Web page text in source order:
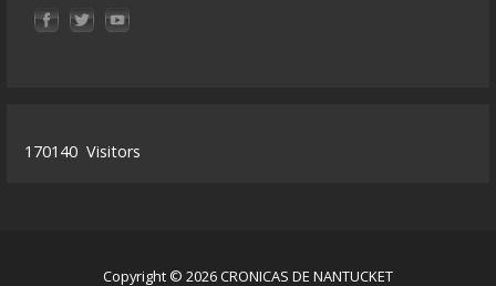
170140 Visitors
Copyright © 2026 CRONICAS DE NANTUCKET